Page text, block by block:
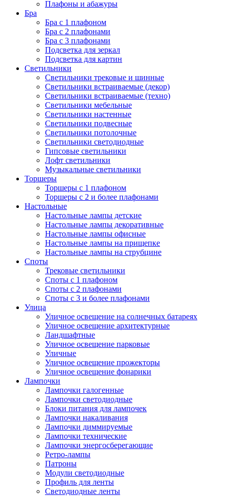
Плафоны и абажуры
Бра
Бра с 1 плафоном
Бра с 2 плафонами
Бра с 3 плафонами
Подсветка для зеркал
Подсветка для картин
Светильники
Светильники трековые и шинные
Светильники встраиваемые (декор)
Светильники встраиваемые (техно)
Светильники мебельные
Светильники настенные
Светильники подвесные
Светильники потолочные
Светильники светодиодные
Гипсовые светильники
Лофт светильники
Музыкальные светильники
Торшеры
Торшеры с 1 плафоном
Торшеры с 2 и более плафонами
Настольные
Настольные лампы детские
Настольные лампы декоративные
Настольные лампы офисные
Настольные лампы на прищепке
Настольные лампы на струбцине
Споты
Трековые светильники
Споты с 1 плафоном
Споты с 2 плафонами
Споты с 3 и более плафонами
Улица
Уличное освещение на солнечных батареях
Уличное освещение архитектурные
Ландшафтные
Уличное освещение парковые
Уличные
Уличное освещение прожекторы
Уличное освещение фонарики
Лампочки
Лампочки галогенные
Лампочки светодиодные
Блоки питания для лампочек
Лампочки накаливания
Лампочки диммируемые
Лампочки технические
Лампочки энергосберегающие
Ретро-лампы
Патроны
Модули светодиодные
Профиль для ленты
Светодиодные ленты